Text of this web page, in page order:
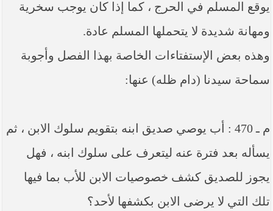
يوقع المسلم في الحرج ، كما إذا كان يوجب سخرية
ومهانة شديدة لا يتحملها المسلم عادة.
وهذه بعض الإستفتاءات الخاصة بهذا الفصل وأجوبة
سماحة سيدنا (دام ظله) عنها:
م ـ 470 : أب يوصي صديق ابنه بتقويم سلوك الابن ، ثم
يسأله بعد فترة عنه ليتعرف على سلوك ابنه ، فهل
يجوز للصديق كشف خصوصيات الابن للأب بما فيها
تلك التي لا يرضى الابن بكشفها لأحد؟